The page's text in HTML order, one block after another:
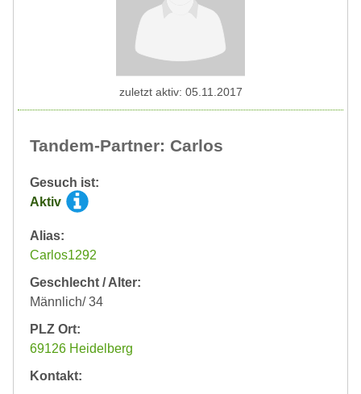
Tandem-Partner: Carlos
Gesuch ist:
Aktiv
Alias:
Carlos1292
Geschlecht / Alter:
Männlich/ 34
PLZ Ort:
69126 Heidelberg
Kontakt:
zuletzt aktiv: 05.11.2017